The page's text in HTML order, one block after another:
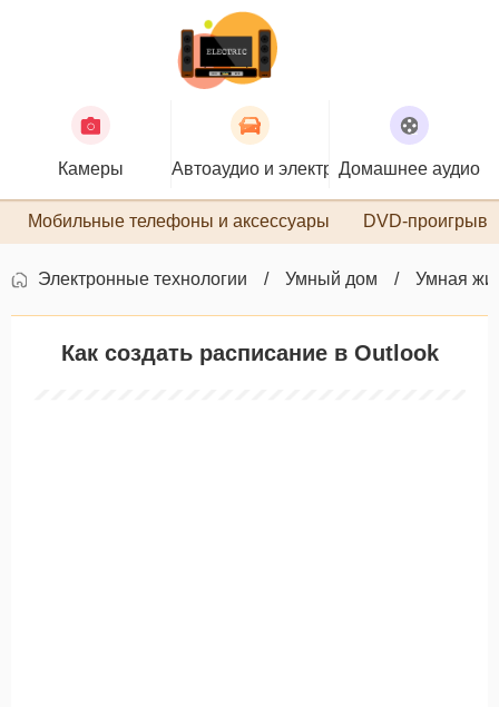
Камеры Автоаудио и электроникаДомашнее аудио
Мобильные телефоны и аксессуары DVD-
Электронные технологии Умный дом Умная
Как создать расписание в Outlook